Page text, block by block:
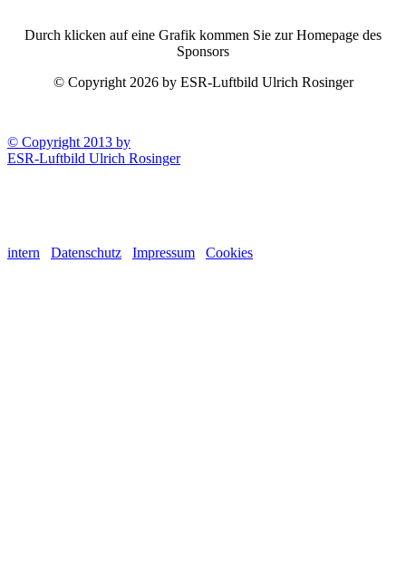
Durch klicken auf eine Grafik kommen Sie zur Homepage des
Sponsors
© Copyright 2026 by ESR-Luftbild Ulrich Rosinger
© Copyright 2013 by
ESR-Luftbild Ulrich Rosinger
intern Datenschutz Impressum Cookies